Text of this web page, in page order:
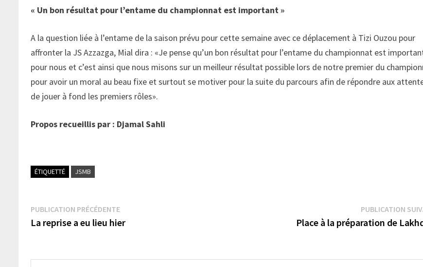
« Un bon résultat pour l’entame du championnat est important »
A la question liée à l’entame de la saison prévu pour cette semaine avec ce déplacement à Tizi Ouzou pour
affronter la JS Azzazga, Mial dira : «Je pense qu’un bon résultat pour l’entame du championnat est
pour nous et c’est ainsi que nous misons sur un meilleur résultat possible lors de notre premier du
pour avoir un moral au beau fixe et surtout se motiver pour la suite du parcours afin de répondre aux
de jouer à fond les premiers rôles».
Propos recueillis par : Djamal Sahli
ÉTIQUETTÉ JSMB
Navigation
de
PUBLICATION PRÉCÉDENTEPublication
précédente :
La reprise a eu lieu hier
PUBLICATION
Place à la préparation de